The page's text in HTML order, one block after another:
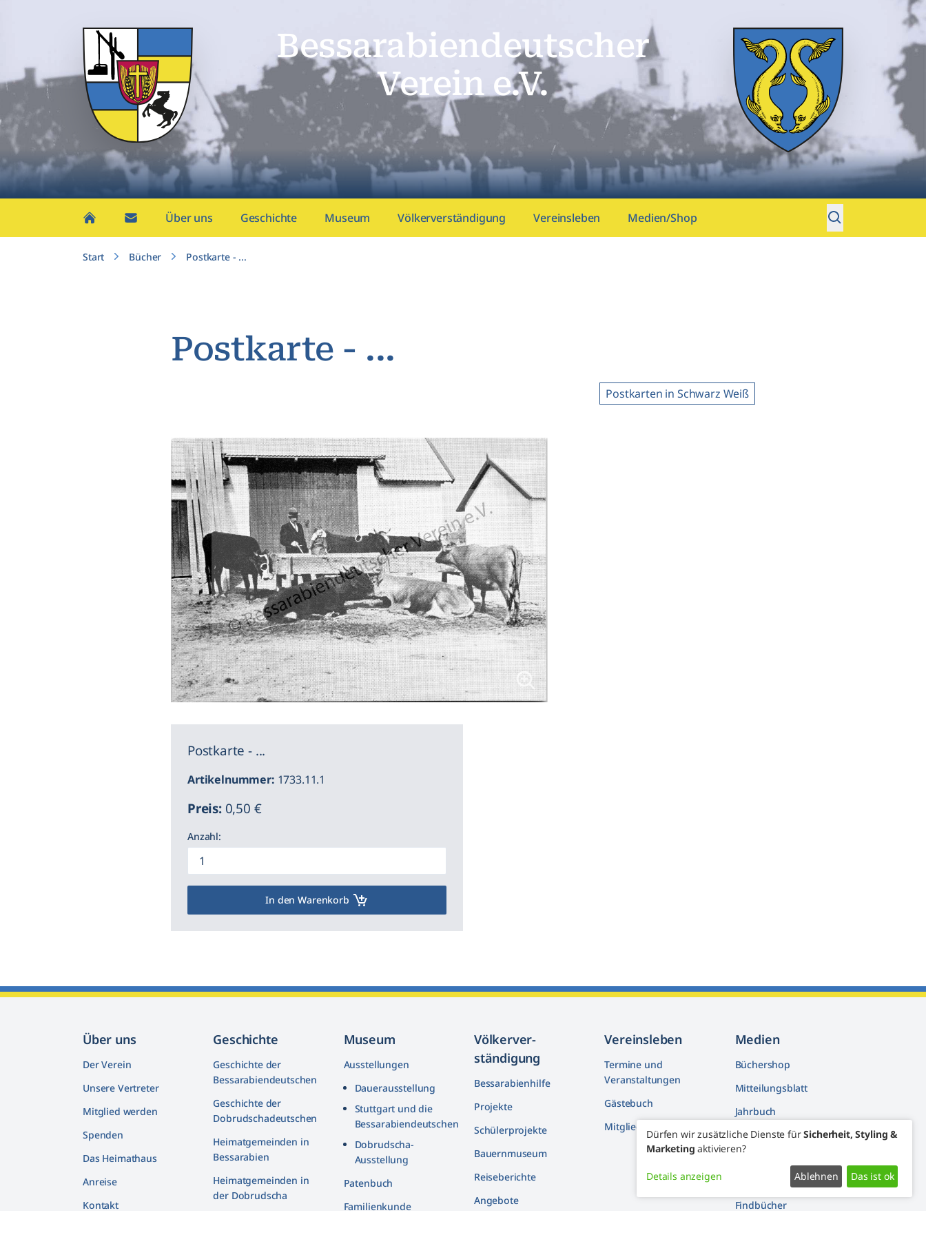
Bessarabien­deutscher
Verein e.V.
Über uns Geschichte Museum Völkerverständigung Vereinsleben Medien/Shop
Start Bücher Postkarte - ...
Postkarte - ...
Postkarten in Schwarz Weiß
Postkarte - ...
Artikelnummer: 1733.11.1
Preis:0,50 €
Anzahl:
In den Warenkorb
Über uns
Der Verein
Unsere Vertreter
Mitglied werden
Spenden
Das Heimathaus
Anreise
Kontakt
Geschichte
Geschichte der
Bessarabiendeutschen
Geschichte der
Dobrudschadeutschen
Heimatgemeinden in
Bessarabien
Heimatgemeinden in
der Dobrudscha
Museum
Ausstellungen
Dauerausstellung
Stuttgart und die
Bessarabiendeutschen
Dobrudscha­-
Ausstellung
Patenbuch
Familienkunde
Völkerver­
ständigung
Bessarabienhilfe
Projekte
Schülerprojekte
Bauernmuseum
Reiseberichte
Angebote
Vereinsleben
Termine und
Veranstaltungen
Gästebuch
Mitglieder machen mit
Medien
Büchershop
Mitteilungsblatt
Jahrbuch
Artikelarchiv
Findbücher
Dürfen wir zusätzliche Dienste fürSicherheit, Styling &
Marketing aktivieren?
Details anzeigen Ablehnen Das ist ok